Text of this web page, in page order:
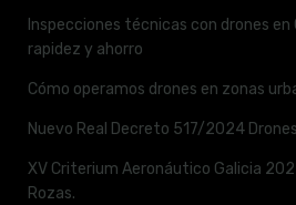
Inspecciones técnicas con drones en
rapidez y ahorro
Cómo operamos drones en zonas
Nuevo Real Decreto 517/2024 Drones
XV Criterium Aeronáutico Galicia
Rozas.